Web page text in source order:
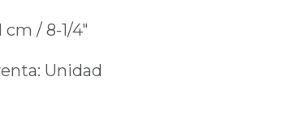
cm / 8-1/4"
Unidad